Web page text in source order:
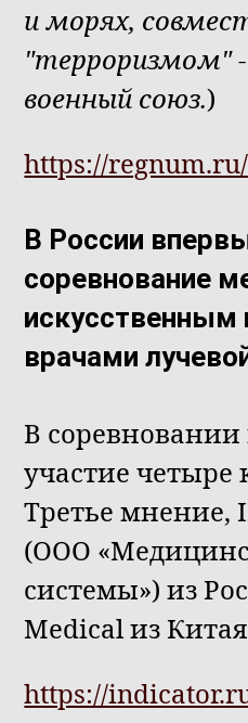
и морях,
"терроризмом" -
военный союз.)
https://
В России
соревнование
искусственным
врачами
В
участие
Третье мнение,
(ООО
системы») из
Medical из
https://